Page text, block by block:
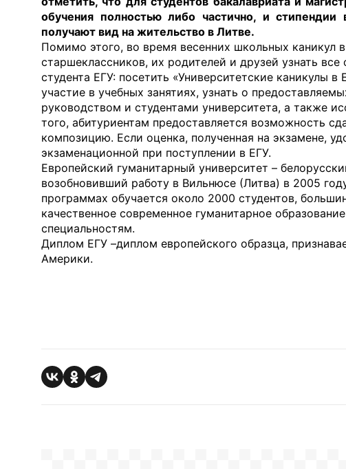
обучения полностью либо частично, и
получают вид на жительство в Литве.
Помимо этого, во время весенних школьных каникул
старшеклассников, их родителей и друзей узнать
студента ЕГУ: посетить «Университетские каникулы
участие в учебных занятиях, узнать о
руководством и студентами университета, а также
того, абитуриентам предоставляется возможность
композицию. Если оценка, полученная на экзамене,
экзаменационной при поступлении в ЕГУ.
Европейский гуманитарный университет –
возобновивший работу в Вильнюсе (Литва) в 2005
программах обучается около 2000 студентов,
качественное современное гуманитарное
специальностям.
Диплом ЕГУ –диплом европейского образца,
Америки.